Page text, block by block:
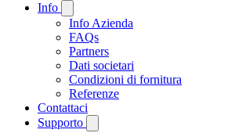
Info
Info Azienda
FAQs
Partners
Dati societari
Condizioni di fornitura
Referenze
Contattaci
Supporto